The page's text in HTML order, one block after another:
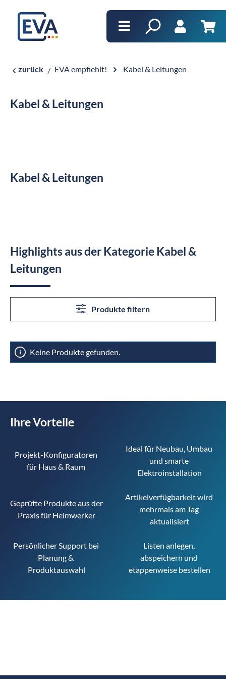
springen
zurück EVA empfiehlt! Kabel & Leitungen
Kabel & Leitungen
Kabel & Leitungen
Highlights aus der Kategorie Kabel &
Leitungen
Produkte filtern
Keine Produkte gefunden.
Ihre Vorteile
Projekt-Konfiguratoren
für Haus & Raum
Ideal für Neubau, Umbau
und smarte
Elektroinstallation
Geprüfte Produkte aus der
Praxis für Heimwerker
Artikelverfügbarkeit wird
mehrmals am Tag
aktualisiert
Persönlicher Support bei
Planung &
Produktauswahl
Listen anlegen,
abspeichern und
etappenweise bestellen